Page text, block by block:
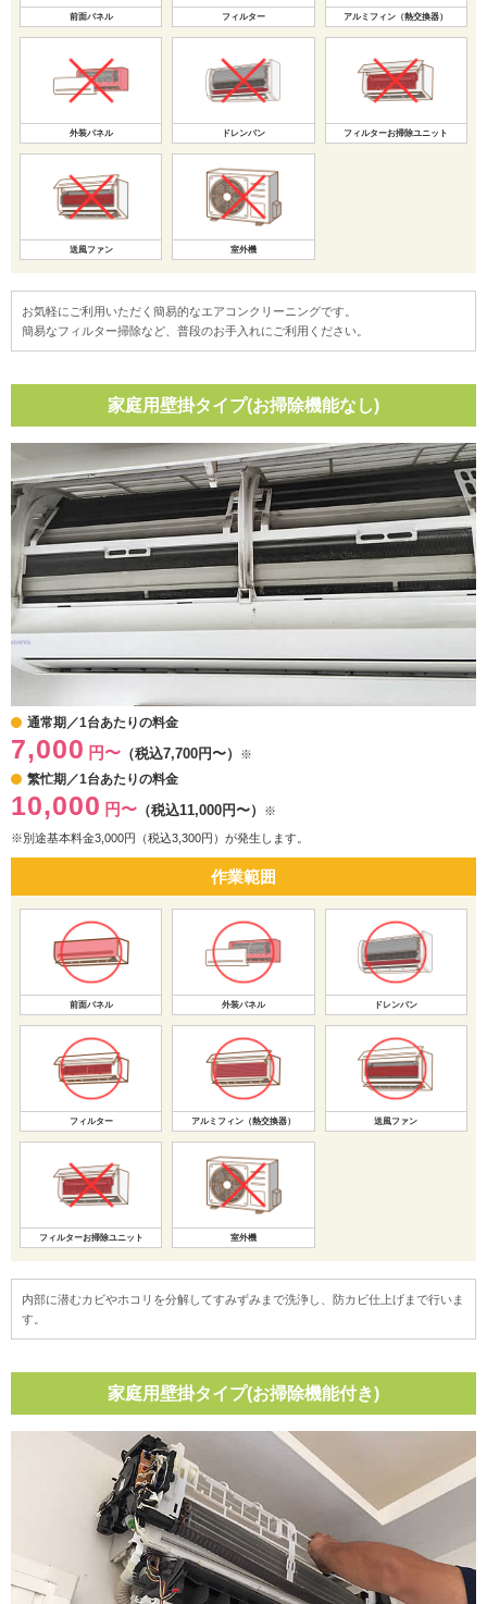
前面パネル フィルター アルミフィン（熱交換器）
外装パネル ドレンパン フィルターお掃除ユニット
送風ファン 室外機
お気軽にご利用いただく簡易的なエアコンクリーニングです。
簡易なフィルター掃除など、普段のお手入れにご利用ください。
家庭用壁掛タイプ(お掃除機能なし)
通常期／1台あたりの料金
7,000 円〜 （税込7,700円〜） ※
繁忙期／1台あたりの料金
10,000 円〜 （税込11,000円〜） ※
※別途基本料金3,000円（税込3,300円）が発生します。
作業範囲
前面パネル 外装パネル ドレンパン
フィルター アルミフィン（熱交換器） 送風ファン
フィルターお掃除ユニット 室外機
内部に潜むカビやホコリを分解してすみずみまで洗浄し、防カビ仕上げまで行いま
す。
家庭用壁掛タイプ(お掃除機能付き)